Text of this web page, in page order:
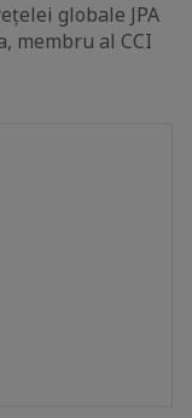
globale JPA
membru al CCI